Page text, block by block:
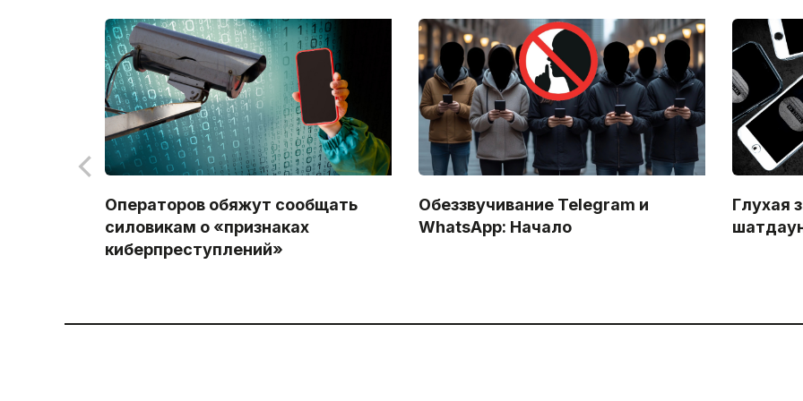
Операторов обяжут сообщать
силовикам о «признаках
киберпреступлений»
Обеззвучивание Telegram и
WhatsApp: Начало
Глухая